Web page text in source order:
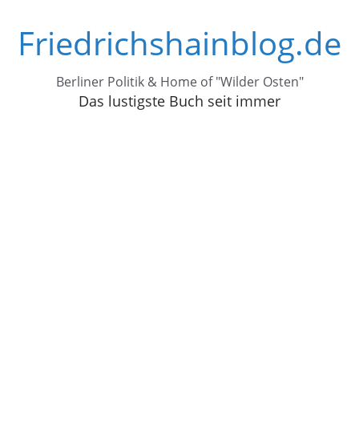
Inhalt
springen
Friedrichshainblog.de
Berliner Politik & Home of "Wilder Osten"
Das lustigste Buch seit immer